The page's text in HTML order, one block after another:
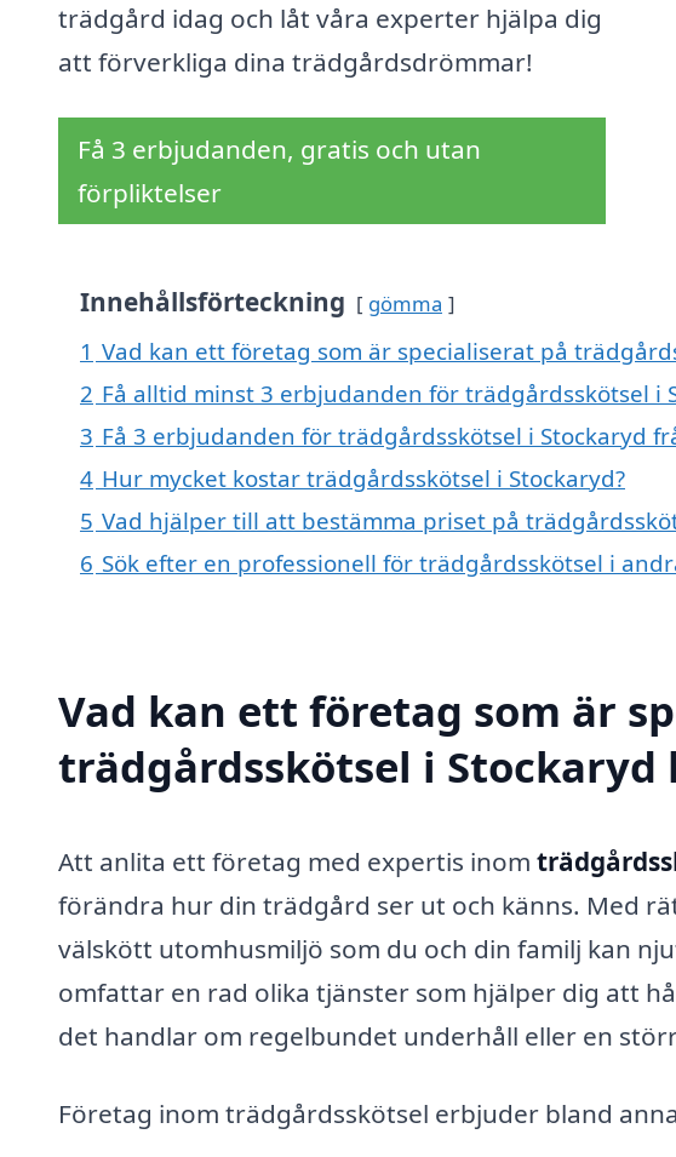
trädgård idag och låt våra experter hjälpa dig
att förverkliga dina trädgårdsdrömmar!
Få 3 erbjudanden, gratis och utan
förpliktelser
Innehållsförteckning gömma
1 Vad kan ett företag som är specialiserat på
2 Få alltid minst 3 erbjudanden för trädgårdsskötsel i
3 Få 3 erbjudanden för trädgårdsskötsel i Stockaryd
4 Hur mycket kostar trädgårdsskötsel i Stockaryd?
5 Vad hjälper till att bestämma priset på
6 Sök efter en professionell för trädgårdsskötsel i
Vad kan ett företag som är
trädgårdsskötsel i
Att anlita ett företag med expertis inom
förändra hur din trädgård ser ut och känns. Med
välskött utomhusmiljö som du och din familj kan
omfattar en rad olika tjänster som hjälper dig att
det handlar om regelbundet underhåll eller en
Företag inom trädgårdsskötsel erbjuder bland